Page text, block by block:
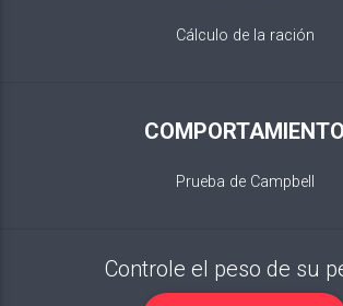
Cálculo de la ración
COMPORTAMIENTO
Prueba de Campbell
Controle el peso de su